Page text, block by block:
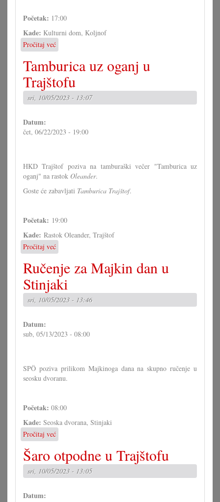
Početak: 17:00
Kade: Kulturni dom, Koljnof
Pročitaj već
Cvrčak
u
Koljnofu
Tamburica uz oganj u
Trajštofu
sri, 10/05/2023 - 13:07
Datum:
čet, 06/22/2023 - 19:00
HKD Trajštof poziva na tamburaški večer "Tamburica uz
oganj" na rastok Oleander.
Goste će zabavljati Tamburica Trajštof.
Početak: 19:00
Kade: Rastok Oleander, Trajštof
Pročitaj već
Tamburica
uz
oganj
u
Trajštofu
Ručenje za Majkin dan u
Stinjaki
sri, 10/05/2023 - 13:46
Datum:
sub, 05/13/2023 - 08:00
SPÖ poziva prilikom Majkinoga dana na skupno ručenje u
seosku dvoranu.
Početak: 08:00
Kade: Seoska dvorana, Stinjaki
Pročitaj već
Ručenje
za
Majkin
dan
Šaro otpodne u Trajštofu
sri, 10/05/2023 - 13:05
Datum: